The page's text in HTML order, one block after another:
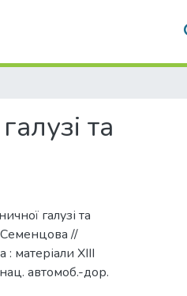
та
галузі та
Семенцова //
матеріали XIII
автомоб.-дор.